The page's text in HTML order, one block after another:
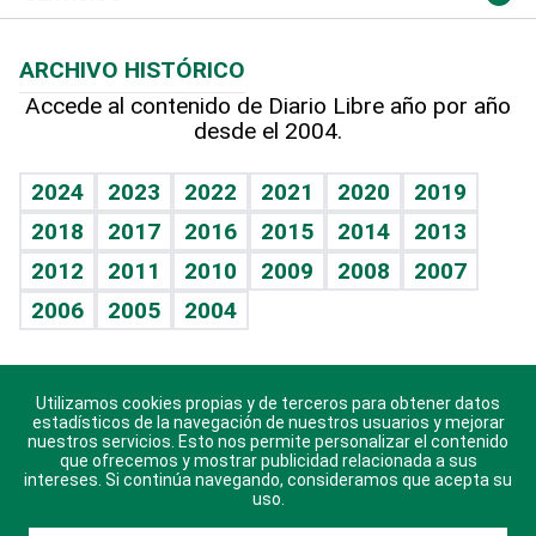
Hablando con el pediatra
Vida y familia
Eñe
Celebrando la vida
Sin complejos
En pocas palabras
Escuchando al corazón
Economía Personal
Línea de hit
TBT Deportivo
Hecho en casa
Guía del dinero
Cumpleaños
Horóscopos
Crucigramas
ARCHIVO HISTÓRICO
Accede al contenido de Diario Libre año por año
desde el 2004.
2024 2023 2022 2021 2020
2019
2018
2017 2016 2015 2014
2013
2012
2011 2010 2009 2008
2007
2006
2005 2004
Descarga nuestras aplicaciones para Android, iOS y
sistema Huawei.
Utilizamos cookies propias y de terceros para obtener datos
estadísticos de la navegación de nuestros usuarios y mejorar
nuestros servicios. Esto nos permite personalizar el contenido
que ofrecemos y mostrar publicidad relacionada a sus
intereses. Si continúa navegando, consideramos que acepta su
uso.